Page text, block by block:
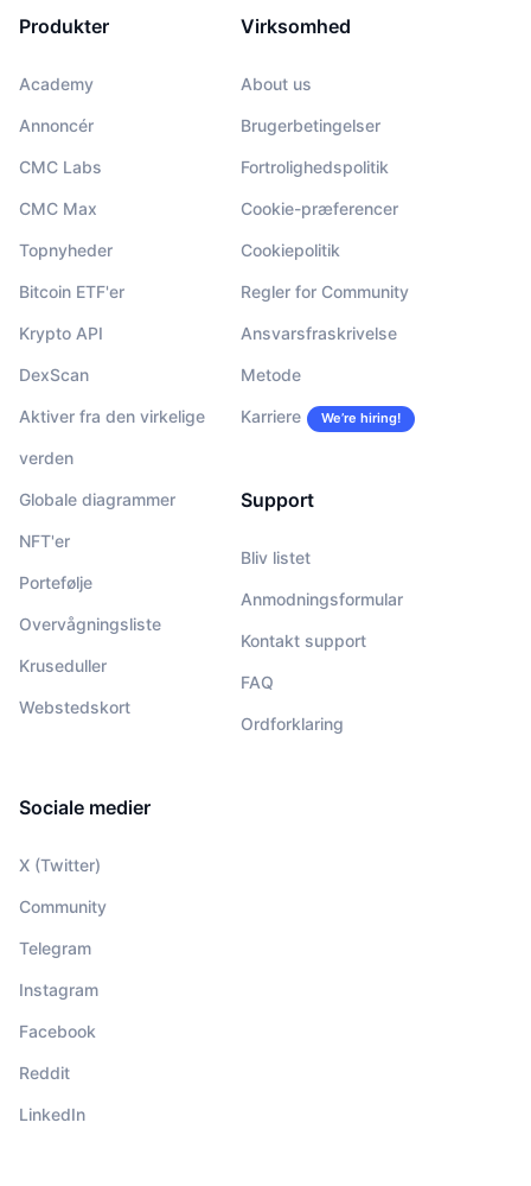
Produkter
Academy
Annoncér
CMC Labs
CMC Max
Topnyheder
Bitcoin ETF'er
Krypto API
DexScan
Aktiver fra den virkelige
verden
Globale diagrammer
NFT'er
Portefølje
Overvågningsliste
Kruseduller
Webstedskort
Virksomhed
About us
Brugerbetingelser
Fortrolighedspolitik
Cookie-præferencer
Cookiepolitik
Regler for Community
Ansvarsfraskrivelse
Metode
Karriere We’re hiring!
Support
Bliv listet
Anmodningsformular
Kontakt support
FAQ
Ordforklaring
Sociale medier
X (Twitter)
Community
Telegram
Instagram
Facebook
Reddit
LinkedIn